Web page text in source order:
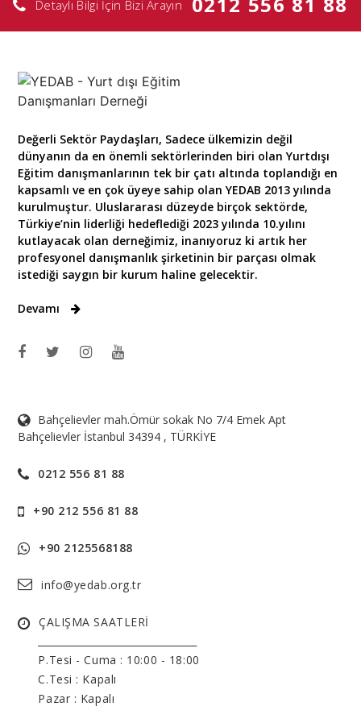
Detaylı Bilgi İçin Bizi Arayın
Değerli Sektör Paydaşları, Sadece ülkemizin değil
dünyanın da en önemli sektörlerinden biri olan Yurtdışı
Eğitim danışmanlarının tek bir çatı altında toplandığı en
kapsamlı ve en çok üyeye sahip olan YEDAB 2013 yılında
kurulmuştur. Uluslararası düzeyde birçok sektörde,
Türkiye’nin liderliği hedeflediği 2023 yılında 10.yılını
kutlayacak olan derneğimiz, inanıyoruz ki artık her
profesyonel danışmanlık şirketinin bir parçası olmak
istediği saygın bir kurum haline gelecektir.
Devamı
Bahçelievler mah.Ömür sokak No 7/4 Emek Apt
Bahçelievler İstanbul 34394 , TÜRKİYE
0212 556 81 88
+90 212 556 81 88
+90 2125568188
info@yedab.org.tr
ÇALIŞMA SAATLERİ
P.Tesi - Cuma : 10:00 - 18:00
C.Tesi : Kapalı
Pazar : Kapalı